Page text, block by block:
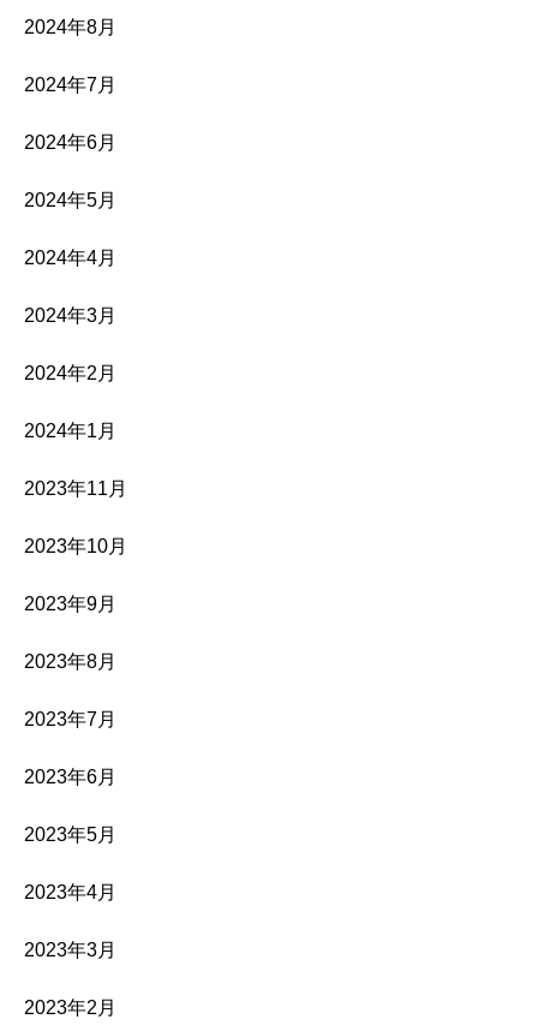
2024年8月
2024年7月
2024年6月
2024年5月
2024年4月
2024年3月
2024年2月
2024年1月
2023年11月
2023年10月
2023年9月
2023年8月
2023年7月
2023年6月
2023年5月
2023年4月
2023年3月
2023年2月